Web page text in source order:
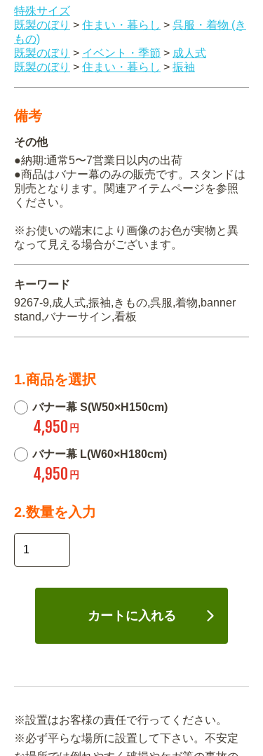
特殊サイズ
既製のぼり > 住まい・暮らし > 呉服・着物 (き
もの)
既製のぼり > イベント・季節 > 成人式
既製のぼり > 住まい・暮らし > 振袖
備考
その他
●納期:通常5〜7営業日以内の出荷
●商品はバナー幕のみの販売です。スタンドは
別売となります。関連アイテムページを参照
ください。
※お使いの端末により画像のお色が実物と異
なって見える場合がございます。
キーワード
9267-9,成人式,振袖,きもの,呉服,着物,banner
stand,バナーサイン,看板
1.商品を選択
バナー幕 S(W50×H150cm)
4,950 円
バナー幕 L(W60×H180cm)
4,950 円
2.数量を入力
カートに入れる
※設置はお客様の責任で行ってください。
※必ず平らな場所に設置して下さい。不安定